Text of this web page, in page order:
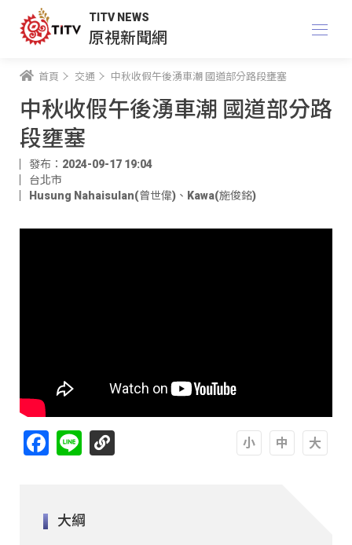
TITV NEWS
原視新聞網
首頁 交通 中秋收假午後湧車潮 國道部分路段壅塞
中秋收假午後湧車潮 國道部分路
段壅塞
發布：2024-09-17 19:04
台北市
Husung Nahaisulan(曾世偉) 、 Kawa(施俊銘)
Facebook
Line
大綱